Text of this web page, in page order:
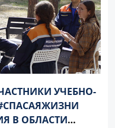
УЧЕБНО-
В ОБЛАСТИ